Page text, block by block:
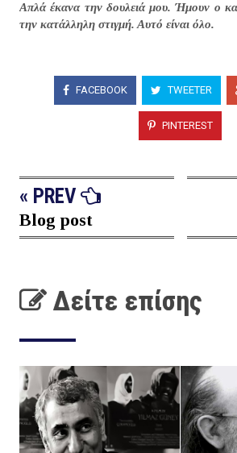
Απλά έκανα την δουλειά μου. Ήμουν ο
την κατάλληλη στιγμή. Αυτό είναι όλο.
FACEBOOK TWEETER
PINTEREST
« PREV
Blog post
Δείτε επίσης